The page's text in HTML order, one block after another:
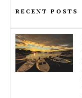
RECENT POSTS